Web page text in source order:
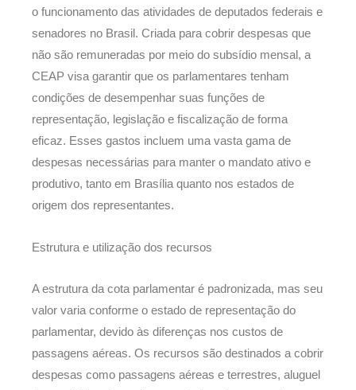
o funcionamento das atividades de deputados federais e
senadores no Brasil. Criada para cobrir despesas que
não são remuneradas por meio do subsídio mensal, a
CEAP visa garantir que os parlamentares tenham
condições de desempenhar suas funções de
representação, legislação e fiscalização de forma
eficaz. Esses gastos incluem uma vasta gama de
despesas necessárias para manter o mandato ativo e
produtivo, tanto em Brasília quanto nos estados de
origem dos representantes.
Estrutura e utilização dos recursos
A estrutura da cota parlamentar é padronizada, mas seu
valor varia conforme o estado de representação do
parlamentar, devido às diferenças nos custos de
passagens aéreas. Os recursos são destinados a cobrir
despesas como passagens aéreas e terrestres, aluguel